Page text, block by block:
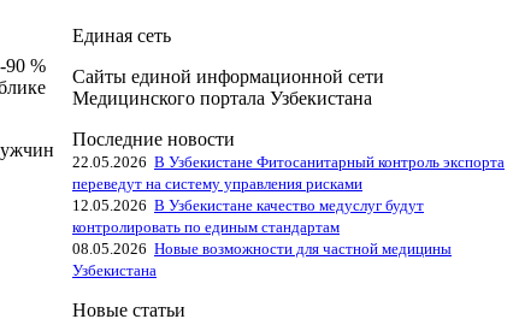
90 %
Единая сеть
Сайты единой информационной сети
Медицинского портала Узбекистана
Последние новости
22.05.2026 В Узбекистане Фитосанитарный контроль экспорта
переведут на систему управления рисками
12.05.2026 В Узбекистане качество медуслуг будут
контролировать по единым стандартам
08.05.2026 Новые возможности для частной медицины
Узбекистана
Новые статьи